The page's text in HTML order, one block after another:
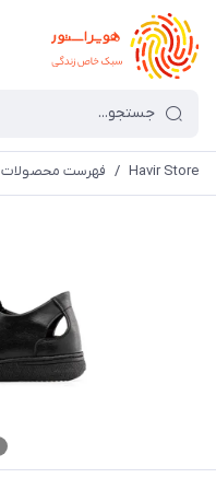
Havir Store
/ فهرست محصولات